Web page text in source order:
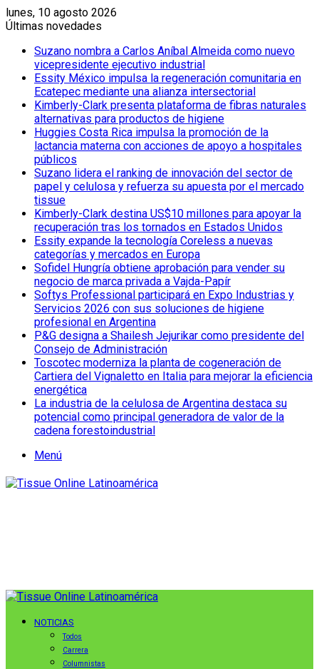
lunes, 10 agosto 2026
Últimas novedades
Suzano nombra a Carlos Aníbal Almeida como nuevo
vicepresidente ejecutivo industrial
Essity México impulsa la regeneración comunitaria en
Ecatepec mediante una alianza intersectorial
Kimberly-Clark presenta plataforma de fibras naturales
alternativas para productos de higiene
Huggies Costa Rica impulsa la promoción de la
lactancia materna con acciones de apoyo a hospitales
públicos
Suzano lidera el ranking de innovación del sector de
papel y celulosa y refuerza su apuesta por el mercado
tissue
Kimberly-Clark destina US$10 millones para apoyar la
recuperación tras los tornados en Estados Unidos
Essity expande la tecnología Coreless a nuevas
categorías y mercados en Europa
Sofidel Hungría obtiene aprobación para vender su
negocio de marca privada a Vajda-Papír
Softys Professional participará en Expo Industrias y
Servicios 2026 con sus soluciones de higiene
profesional en Argentina
P&G designa a Shailesh Jejurikar como presidente del
Consejo de Administración
Toscotec moderniza la planta de cogeneración de
Cartiera del Vignaletto en Italia para mejorar la eficiencia
energética
La industria de la celulosa de Argentina destaca su
potencial como principal generadora de valor de la
cadena forestoindustrial
Menú
NOTICIAS
Todos
Carrera
Columnistas